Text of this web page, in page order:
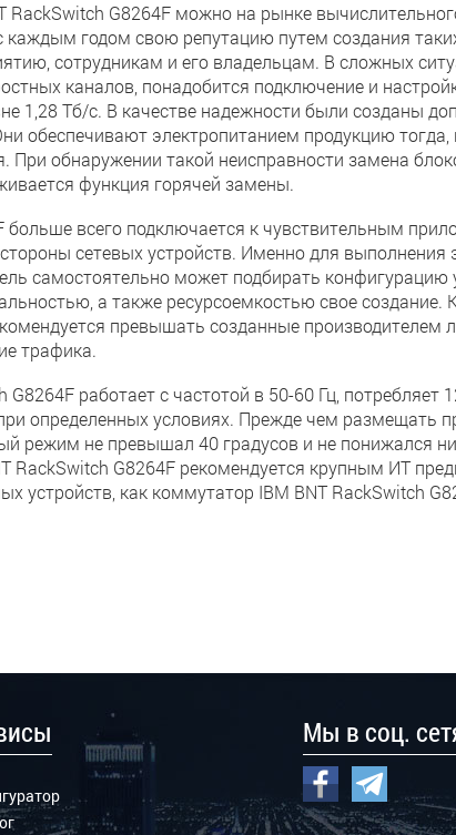
RackSwitch G8264F можно на рынке
годом свою репутацию путем создания
сотрудникам и его владельцам. В сложных
каналов, понадобится подключение и
1,28 Тб/с. В качестве надежности были созданы
обеспечивают электропитанием продукцию тогда,
При обнаружении такой неисправности замена
функция горячей замены.
всего подключается к чувствительным
сетевых устройств. Именно для выполнения
самостоятельно может подбирать конфигурацию
а также ресурсоемкостью свое создание.
превышать созданные производителем
трафика.
работает с частотой в 50-60 Гц, потребляет
определенных условиях. Прежде чем размещать
режим не превышал 40 градусов и не понижался
RackSwitch G8264F рекомендуется крупным ИТ
устройств, как коммутатор IBM BNT RackSwitch
Мы в соц.